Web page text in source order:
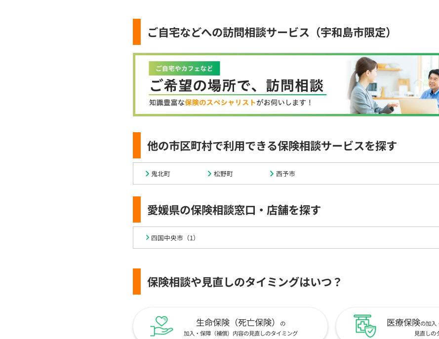
ご自宅などへの訪問相談サービス（宇和島市限定）
他の市区町村で利用できる保険相談サービスを探す
鬼北町 松野町 西予市
愛媛県の保険相談窓口・店舗を探す
四国中央市（1）
保険相談や見直しのタイミングはいつ？
生命保険（死亡保険）
の
加入・保障（補償）内容の見直しのタイミング
医療保険の加入
見直しの